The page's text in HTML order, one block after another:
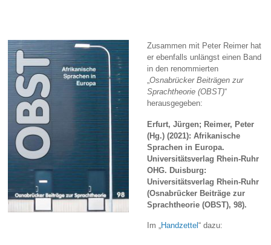
Zusammen mit Peter Reimer hat
er ebenfalls unlängst einen Band
in den renommierten
„Osnabrücker Beiträgen zur
Sprachtheorie (OBST)“
herausgegeben:
Erfurt, Jürgen; Reimer, Peter
(Hg.) (2021): Afrikanische
Sprachen in Europa.
Universitätsverlag Rhein-Ruhr
OHG. Duisburg:
Universitätsverlag Rhein-Ruhr
(Osnabrücker Beiträge zur
Sprachtheorie (OBST), 98).
Im „Handzettel“ dazu: